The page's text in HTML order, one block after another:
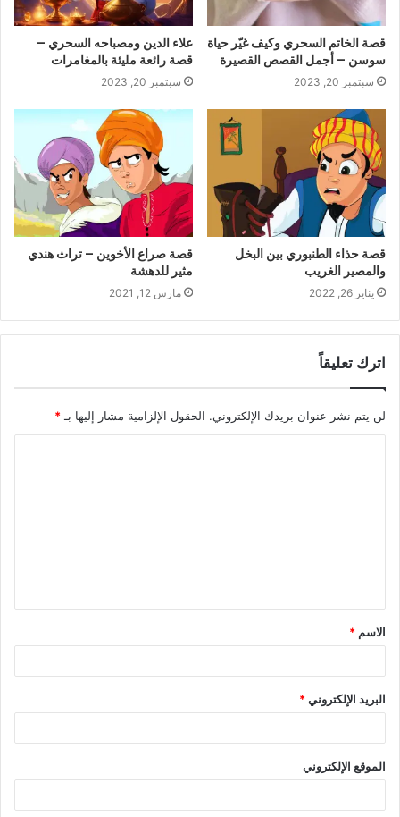
قصة الخاتم السحري وكيف غيّر حياة
سوسن – أجمل القصص القصيرة
سبتمبر 20, 2023
علاء الدين ومصباحه السحري –
قصة رائعة مليئة بالمغامرات
سبتمبر 20, 2023
قصة حذاء الطنبوري بين البخل
والمصير الغريب
يناير 26, 2022
قصة صراع الأخوين – تراث هندي
مثير للدهشة
مارس 12, 2021
اترك تعليقاً
لن يتم نشر عنوان بريدك الإلكتروني. الحقول الإلزامية مشار إليها بـ *
الاسم *
البريد الإلكتروني*
الموقع الإلكتروني